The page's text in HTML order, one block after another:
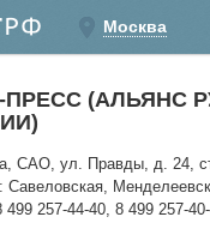
Москва
ПРЕСС (АЛЬЯНС
САО, ул. Правды, д. 24,
Савеловская,
499 257-44-40, 8 499 257-